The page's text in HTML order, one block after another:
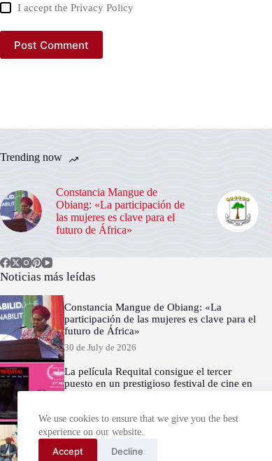
We use cookies to ensure that we give you the best
experience on our website.
Accept Decline
I accept thePrivacy Policy
Post Comment
Trending now
Constancia Mangue de
Obiang: «La participación de
las mujeres es clave para el
futuro de África»
Noticias más leídas
Constancia Mangue de Obiang: «La
participación de las mujeres es clave para el
futuro de África»
30 de July de 2026
La película Requital consigue el tercer
puesto en un prestigioso festival de cine en
Simeón Oyono Esono Angue representa a
Guinea Ecuatorial en la 49.ª Sesión del